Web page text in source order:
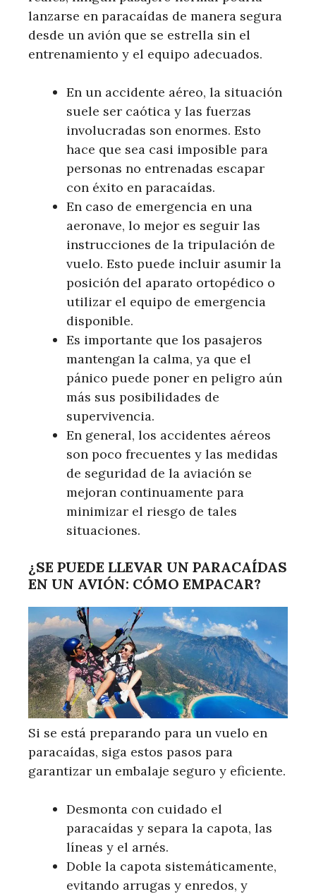
lanzarse en paracaídas de manera segura
desde un avión que se estrella sin el
entrenamiento y el equipo adecuados.
En un accidente aéreo, la situación
suele ser caótica y las fuerzas
involucradas son enormes. Esto
hace que sea casi imposible para
personas no entrenadas escapar
con éxito en paracaídas.
En caso de emergencia en una
aeronave, lo mejor es seguir las
instrucciones de la tripulación de
vuelo. Esto puede incluir asumir la
posición del aparato ortopédico o
utilizar el equipo de emergencia
disponible.
Es importante que los pasajeros
mantengan la calma, ya que el
pánico puede poner en peligro aún
más sus posibilidades de
supervivencia.
En general, los accidentes aéreos
son poco frecuentes y las medidas
de seguridad de la aviación se
mejoran continuamente para
minimizar el riesgo de tales
situaciones.
¿SE PUEDE LLEVAR UN PARACAÍDAS
EN UN AVIÓN: CÓMO EMPACAR?
Si se está preparando para un vuelo en
paracaídas, siga estos pasos para
garantizar un embalaje seguro y eficiente.
Desmonta con cuidado el
paracaídas y separa la capota, las
líneas y el arnés.
Doble la capota sistemáticamente,
evitando arrugas y enredos, y